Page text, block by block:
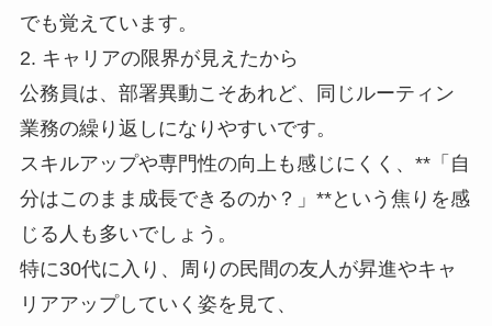
でも覚えています。
2. キャリアの限界が見えたから
公務員は、部署異動こそあれど、同じルーティン
業務の繰り返しになりやすいです。
スキルアップや専門性の向上も感じにくく、**「自
分はこのまま成長できるのか？」**という焦りを感
じる人も多いでしょう。
特に30代に入り、周りの民間の友人が昇進やキャ
リアアップしていく姿を見て、